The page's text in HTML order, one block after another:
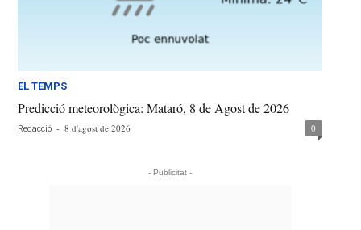
EL TEMPS
Predicció meteorològica: Mataró, 8 de Agost de 2026
Redacció - 8 d'agost de 2026 0
- Publicitat -